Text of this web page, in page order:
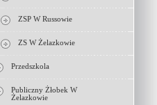
ZSP W Russowie
ZS W Żelazkowie
Przedszkola
Publiczny Żłobek W
Żelazkowie